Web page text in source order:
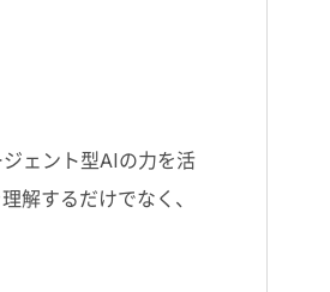
ェント型AIの力を活
解するだけでなく、